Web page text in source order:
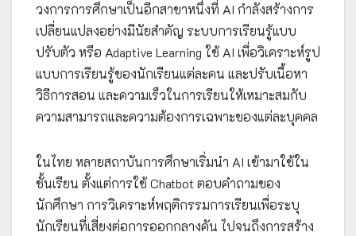
วงการการศึกษาเป็นอีกสาขาหนึ่งที่ AI กำลังสร้างการ
เปลี่ยนแปลงอย่างมีนัยสำคัญ ระบบการเรียนรู้แบบ
ปรับตัว หรือ Adaptive Learning ใช้ AI เพื่อวิเคราะห์รูป
แบบการเรียนรู้ของนักเรียนแต่ละคน และปรับเนื้อหา
วิธีการสอน และความเร็วในการเรียนให้เหมาะสมกับ
ความสามารถและความต้องการเฉพาะของแต่ละบุคคล
ในไทย หลายสถาบันการศึกษาเริ่มนำ AI เข้ามาใช้ใน
ชั้นเรียน ตั้งแต่การใช้ Chatbot ตอบคำถามของ
นักศึกษา การวิเคราะห์พฤติกรรมการเรียนเพื่อระบุ
นักเรียนที่เสี่ยงต่อการออกกลางคัน ไปจนถึงการสร้าง